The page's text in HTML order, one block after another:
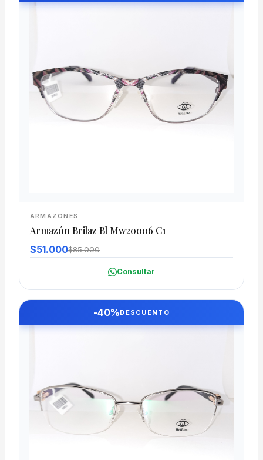
ARMAZONES
Armazón Brilaz Bl Mw20006 C1
$51.000$85.000
Consultar
-40%DESCUENTO